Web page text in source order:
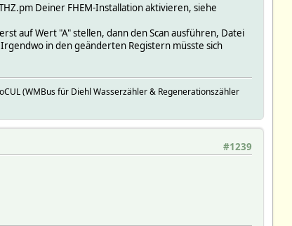
Deiner FHEM-Installation aktivieren, siehe
auf Wert "A" stellen, dann den Scan ausführen, Datei
in den geänderten Registern müsste sich
(WMBus für Diehl Wasserzähler & Regenerationszähler
#1239